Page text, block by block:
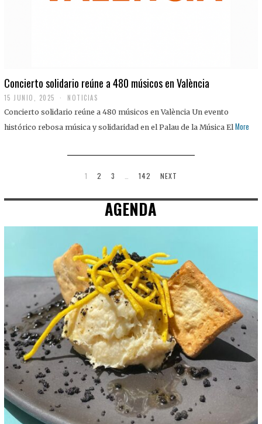
Concierto solidario reúne a 480 músicos en València
15 JUNIO, 2025 NOTICIAS
Concierto solidario reúne a 480 músicos en València Un evento
histórico rebosa música y solidaridad en el Palau de la Música El More
1 2 3 142 NEXT
AGENDA